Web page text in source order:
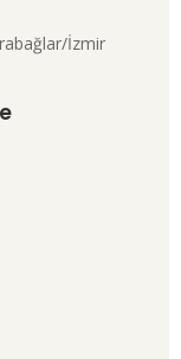
İzmir